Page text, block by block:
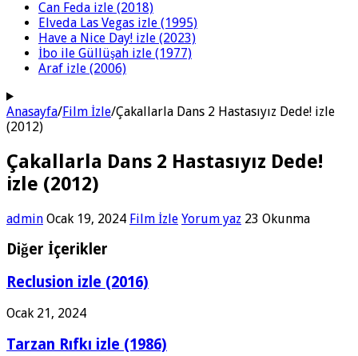
Can Feda izle (2018)
Elveda Las Vegas izle (1995)
Have a Nice Day! izle (2023)
İbo ile Güllüşah izle (1977)
Araf izle (2006)
Anasayfa/Film İzle/Çakallarla Dans 2 Hastasıyız Dede! izle
(2012)
Çakallarla Dans 2 Hastasıyız Dede!
izle (2012)
admin Ocak 19, 2024 Film İzle Yorum yaz 23 Okunma
Diğer İçerikler
Reclusion izle (2016)
Ocak 21, 2024
Tarzan Rıfkı izle (1986)